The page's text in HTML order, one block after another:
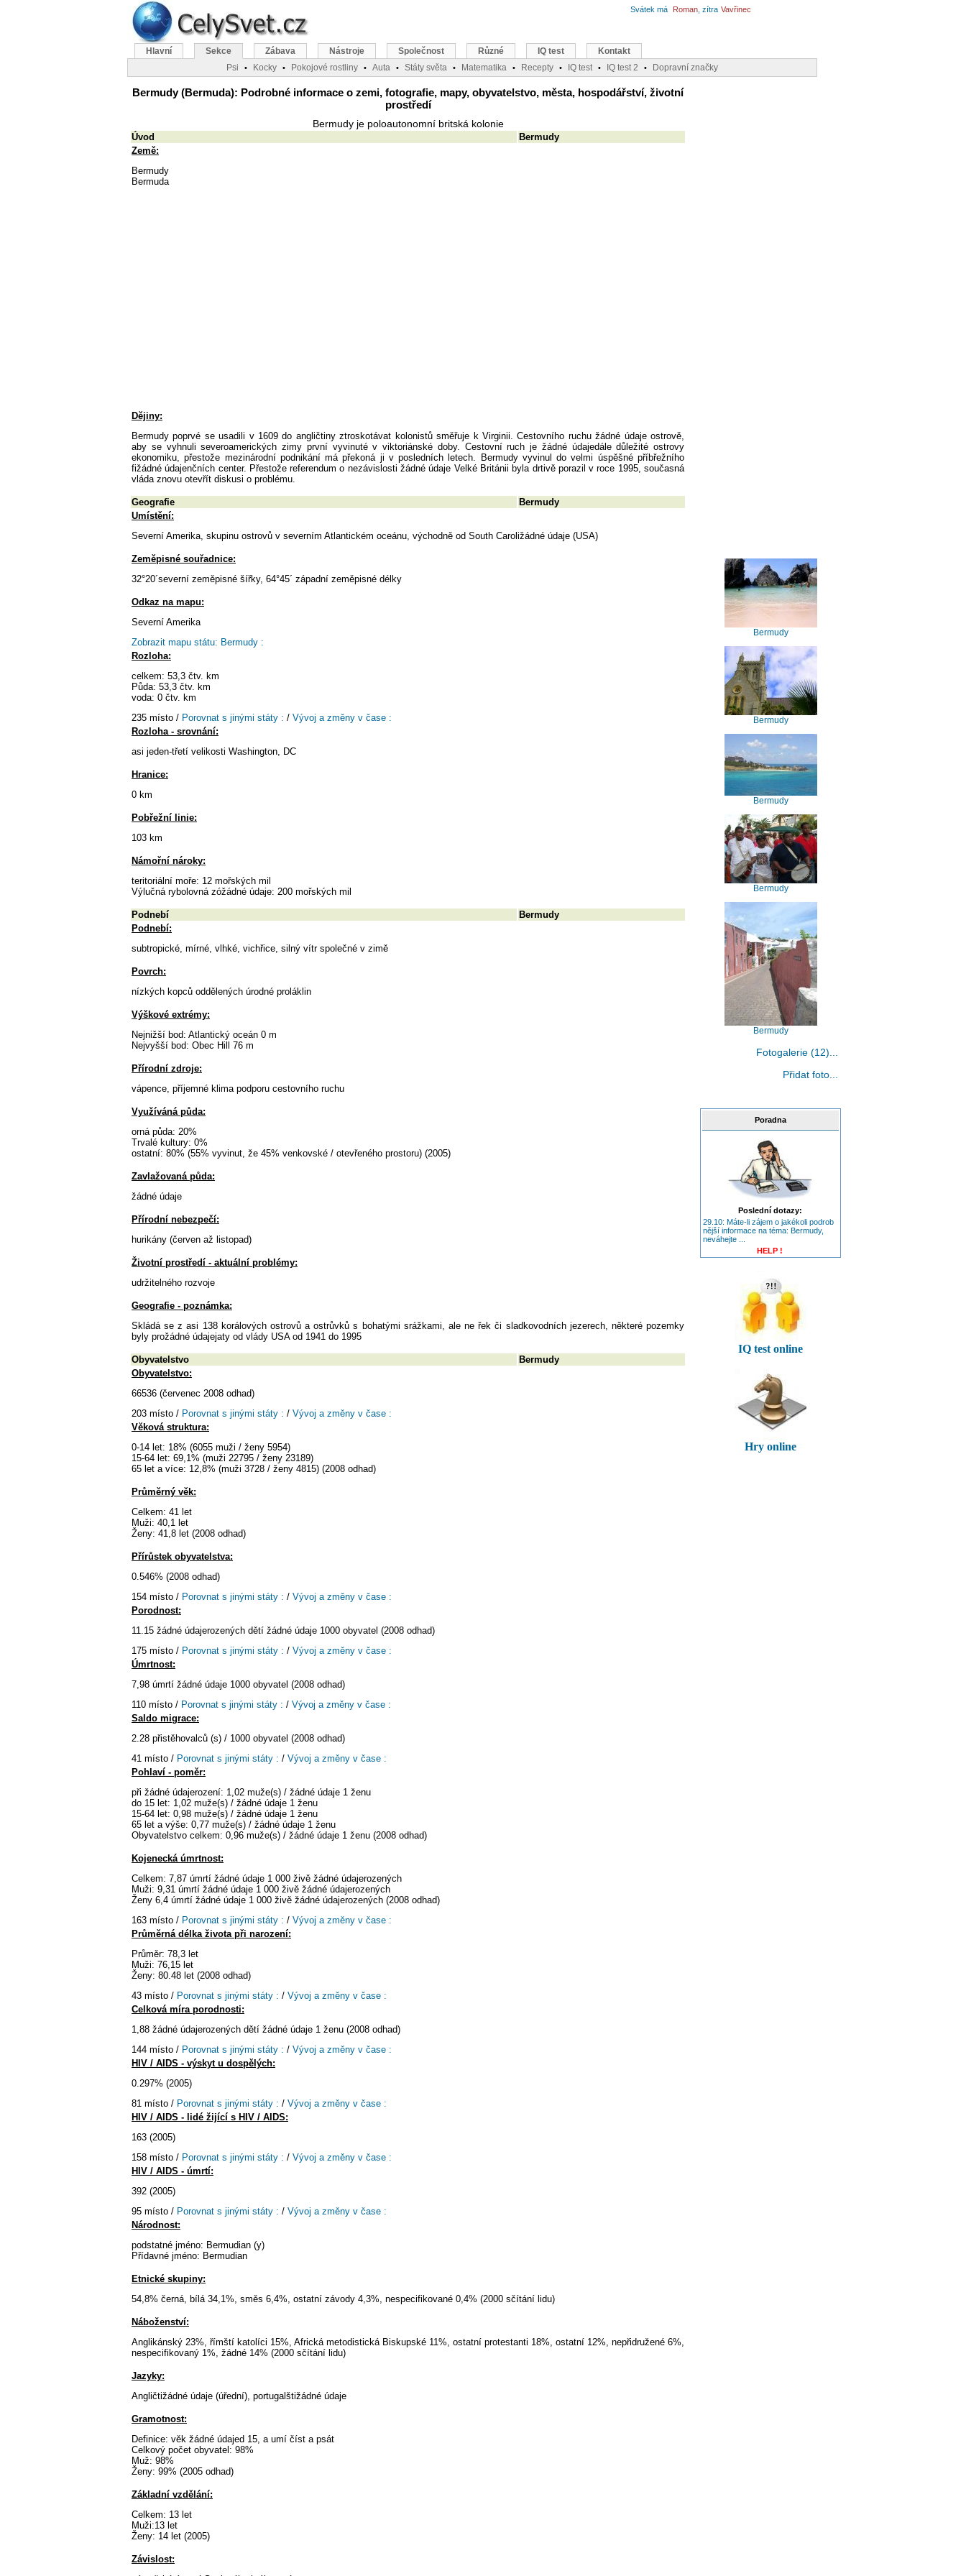
Bermudy (Bermuda): Podrobné informace o zemi, fotografie, mapy, obyvatelstvo, města, hospodářství, životní
prostředí
Bermudy je poloautonomní britská kolonie
Úvod
Bermudy
Země:
Bermudy
Bermuda
Dějiny:
Bermudy poprvé se usadili v 1609 do angličtiny ztroskotávat kolonistů směřuje k Virginii. Cestovního ruchu žádné údaje ostrově,
aby se vyhnuli severoamerických zimy první vyvinuté v viktoriánské doby. Cestovní ruch je žádné údajedále důležité ostrovy
ekonomiku, přestože mezinárodní podnikání má překoná ji v posledních letech. Bermudy vyvinul do velmi úspěšné příbřežního
fižádné údajenčních center. Přestože referendum o nezávislosti žádné údaje Velké Británii byla drtivě porazil v roce 1995, současná
vláda znovu otevřít diskusi o problému.
Geografie
Bermudy
Umístění:
Severní Amerika, skupinu ostrovů v severním Atlantickém oceánu, východně od South Caroližádné údaje (USA)
Zeměpisné souřadnice:
32°20´severní zeměpisné šířky, 64°45´ západní zeměpisné délky
Odkaz na mapu:
Severní Amerika
Zobrazit mapu státu: Bermudy :
Rozloha:
celkem: 53,3 čtv. km
Půda: 53,3 čtv. km
voda: 0 čtv. km
235 místo / Porovnat s jinými státy : / Vývoj a změny v čase :
Rozloha - srovnání:
asi jeden-třetí velikosti Washington, DC
Hranice:
0 km
Pobřežní linie:
103 km
Námořní nároky:
teritoriální moře: 12 mořských mil
Výlučná rybolovná zóžádné údaje: 200 mořských mil
Podnebí
Bermudy
Podnebí:
subtropické, mírné, vlhké, vichřice, silný vítr společné v zimě
Povrch:
nízkých kopců oddělených úrodné proláklin
Výškové extrémy:
Nejnižší bod: Atlantický oceán 0 m
Nejvyšší bod: Obec Hill 76 m
Přírodní zdroje:
vápence, příjemné klima podporu cestovního ruchu
Využíváná půda:
orná půda: 20%
Trvalé kultury: 0%
ostatní: 80% (55% vyvinut, že 45% venkovské / otevřeného prostoru) (2005)
Zavlažovaná půda:
žádné údaje
Přírodní nebezpečí:
hurikány (červen až listopad)
Životní prostředí - aktuální problémy:
udržitelného rozvoje
Geografie - poznámka:
Skládá se z asi 138 korálových ostrovů a ostrůvků s bohatými srážkami, ale ne řek či sladkovodních jezerech, některé pozemky
byly prožádné údajejaty od vlády USA od 1941 do 1995
Obyvatelstvo
Bermudy
Obyvatelstvo:
66536 (červenec 2008 odhad)
203 místo / Porovnat s jinými státy : / Vývoj a změny v čase :
Věková struktura:
0-14 let: 18% (6055 muži / ženy 5954)
15-64 let: 69,1% (muži 22795 / ženy 23189)
65 let a více: 12,8% (muži 3728 / ženy 4815) (2008 odhad)
Průměrný věk:
Celkem: 41 let
Muži: 40,1 let
Ženy: 41,8 let (2008 odhad)
Přírůstek obyvatelstva:
0.546% (2008 odhad)
154 místo / Porovnat s jinými státy : / Vývoj a změny v čase :
Porodnost:
11.15 žádné údajerozených dětí žádné údaje 1000 obyvatel (2008 odhad)
175 místo / Porovnat s jinými státy : / Vývoj a změny v čase :
Úmrtnost:
7,98 úmrtí žádné údaje 1000 obyvatel (2008 odhad)
110 místo / Porovnat s jinými státy : / Vývoj a změny v čase :
Saldo migrace:
2.28 přistěhovalců (s) / 1000 obyvatel (2008 odhad)
41 místo / Porovnat s jinými státy : / Vývoj a změny v čase :
Pohlaví - poměr:
při žádné údajerození: 1,02 muže(s) / žádné údaje 1 ženu
do 15 let: 1,02 muže(s) / žádné údaje 1 ženu
15-64 let: 0,98 muže(s) / žádné údaje 1 ženu
65 let a výše: 0,77 muže(s) / žádné údaje 1 ženu
Obyvatelstvo celkem: 0,96 muže(s) / žádné údaje 1 ženu (2008 odhad)
Kojenecká úmrtnost:
Celkem: 7,87 úmrtí žádné údaje 1 000 živě žádné údajerozených
Muži: 9,31 úmrtí žádné údaje 1 000 živě žádné údajerozených
Ženy 6,4 úmrtí žádné údaje 1 000 živě žádné údajerozených (2008 odhad)
163 místo / Porovnat s jinými státy : / Vývoj a změny v čase :
Průměrná délka života při narození:
Průměr: 78,3 let
Muži: 76,15 let
Ženy: 80.48 let (2008 odhad)
43 místo / Porovnat s jinými státy : / Vývoj a změny v čase :
Celková míra porodnosti:
1,88 žádné údajerozených dětí žádné údaje 1 ženu (2008 odhad)
144 místo / Porovnat s jinými státy : / Vývoj a změny v čase :
HIV / AIDS - výskyt u dospělých:
0.297% (2005)
81 místo / Porovnat s jinými státy : / Vývoj a změny v čase :
HIV / AIDS - lidé žijící s HIV / AIDS:
163 (2005)
158 místo / Porovnat s jinými státy : / Vývoj a změny v čase :
HIV / AIDS - úmrtí:
392 (2005)
95 místo / Porovnat s jinými státy : / Vývoj a změny v čase :
Národnost:
podstatné jméno: Bermudian (y)
Přídavné jméno: Bermudian
Etnické skupiny:
54,8% černá, bílá 34,1%, směs 6,4%, ostatní závody 4,3%, nespecifikované 0,4% (2000 sčítání lidu)
Náboženství:
Anglikánský 23%, římští katolíci 15%, Africká metodistická Biskupské 11%, ostatní protestanti 18%, ostatní 12%, nepřidružené 6%,
nespecifikovaný 1%, žádné 14% (2000 sčítání lidu)
Jazyky:
Angličtižádné údaje (úřední), portugalštižádné údaje
Gramotnost:
Definice: věk žádné údajed 15, a umí číst a psát
Celkový počet obyvatel: 98%
Muž: 98%
Ženy: 99% (2005 odhad)
Základní vzdělání:
Celkem: 13 let
Muži:13 let
Ženy: 14 let (2005)
Závislost:
Bermudy
Bermudy
Bermudy
Bermudy
Bermudy
Fotogalerie (12)...
Přidat foto...
Poradna
Poslední dotazy:
29.10: Máte-li zájem o jakékoli podrob
nější informace na téma: Bermudy,
neváhejte ...
HELP !
IQ test online
Hry online
Svátek má Roman , zítra Vavřinec
Hlavní Sekce Zábava Nástroje Společnost Různé IQ test
Kontakt
Psi
• Kocky • Pokojové rostliny • Auta • Státy světa • Matematika • Recepty • IQ test • IQ test 2 • Dopravní značky